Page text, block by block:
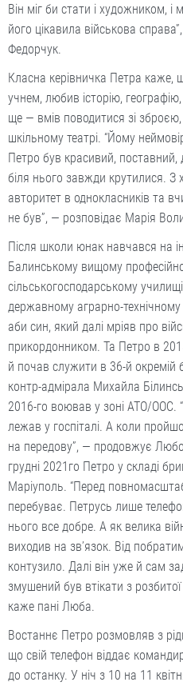
Він міг би стати і художником,
його цікавила військова
Федорчук.
Класна керівничка Петра каже,
учнем, любив історію,
ще — вмів поводитися зі
шкільному театрі. “Йому
Петро був красивий,
біля нього завжди крутилися.
авторитет в однокласників та
не був”, — розповідає Марія
Після школи юнак навчався на
Балинському вищому
сільськогосподарському
державному аграрно-технічному
аби син, який далі мріяв про
прикордонником. Та Петро в
й почав служити в 36-й окремій
контр-адмірала Михайла
2016-го воював у зоні АТО/ООС.
лежав у госпіталі. А коли
на передову”, — продовжує
грудні 2021го Петро у складі
Маріуполь. “Перед
перебуває. Петрусь лише
нього все добре. А як велика
виходив на зв’язок. Від
контузило. Далі він уже й сам
змушений був втікати з розбитої
каже пані Люба.
Востаннє Петро розмовляв з
що свій телефон віддає
до останку. У ніч з 10 на 11